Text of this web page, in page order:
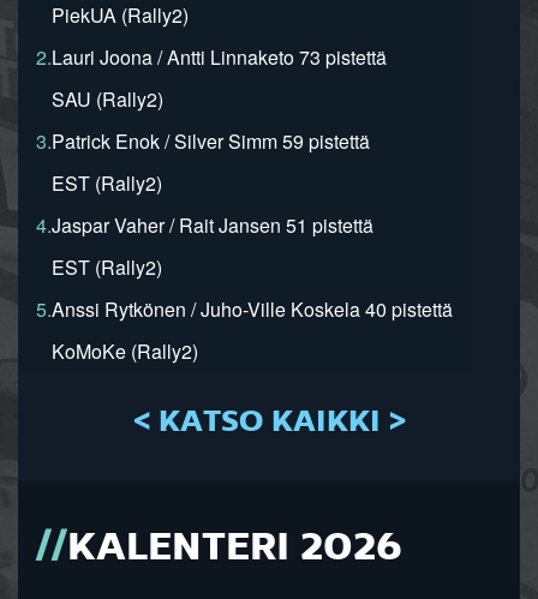
PiekUA (Rally2)
2.Lauri Joona / Antti Linnaketo 73 pistettä
SAU (Rally2)
3.Patrick Enok / Silver Simm 59 pistettä
EST (Rally2)
4.Jaspar Vaher / Rait Jansen 51 pistettä
EST (Rally2)
5.Anssi Rytkönen / Juho-Ville Koskela 40 pistettä
KoMoKe (Rally2)
< KATSO KAIKKI >
KALENTERI 2026